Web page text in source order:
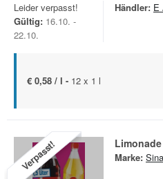
Leider verpasst!
Gültig: 16.10. -
22.10.
Händler: E
€ 0,58 / l - 12 x 1 l
Verpasst! Limonade
Marke: